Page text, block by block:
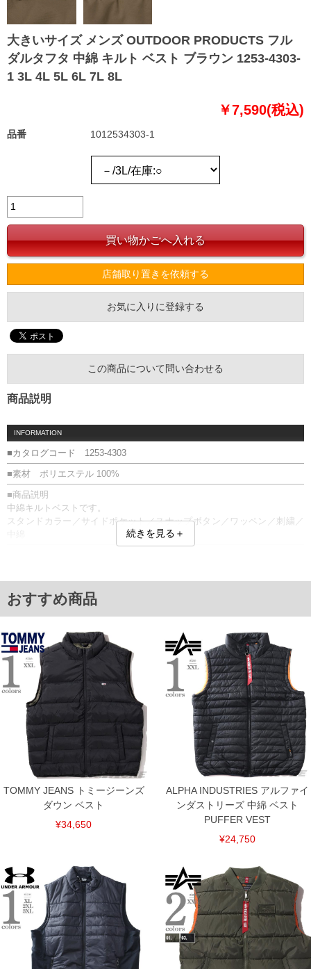
大きいサイズ メンズ OUTDOOR PRODUCTS フル
ダルタフタ 中綿 キルト ベスト ブラウン 1253-4303-
1 3L 4L 5L 6L 7L 8L
￥7,590(税込)
品番 1012534303-1
店舗取り置きを依頼する
お気に入りに登録する
この商品について問い合わせる
商品説明
INFORMATION
■カタログコード 1253-4303
■素材 ポリエステル 100%
■商品説明
中綿キルトベストです。
スタンドカラー／サイドポケット／スナップボタン／ワッペン／刺繍／
3L/140/76/140/53/56
4L/150/78/150/55/60
5L/160/80/160/57/64
7L/180/84/180/61/72
8L/190/86/190/63/76
単位はcm
※【返品交換について】
返品交換希望の方は、商品到着後1週間以内にご連絡ください。
下着(肌着)やワイシャツは商品の性質上、返品交換不可とさせて頂いております。予め
ご了承くださいませ。
※【ボトムの裾上げをご希望の場合】
裾上げ料金は500円+税となります。
備考欄に股下●cmとご記入下さい。（裾上げ無料対象商品は1本につき税込6,000円以
上の品が対象。1本5,999円以下の商品は有料（500円+税）となります。）
出荷まで約1週間～20日間程お時間を頂く場合がございます。
尚、裾上げした商品は返品・交換不可となりますので、予めご了承下さい。
一部、お直しに対応出来ない商品がございます。(例：裾にファスナーや調節ひもが付
いている、極端なデザインが施されている等)
※商品によって若干のサイズの誤差がございます。また、お客様がご使用の環境（コ
ンピュータ画面）によって、商品の色味が若干異なる場合がございます。予めご了承
舗からのお取り寄せ等により、お客様にご迷惑をお掛けしてしまう場合がございま
す。そのようなことがない様最大限に努めておりますが、もしあった場合速やかにご
連絡させて頂きますので予めご了承ください。
DETAIL
続きを見る＋
おすすめ商品
TOMMY JEANS トミージーンズ
ダウン ベスト
¥34,650
ALPHA INDUSTRIES アルファイ
ンダストリーズ 中綿 ベスト
PUFFER VEST
¥24,750